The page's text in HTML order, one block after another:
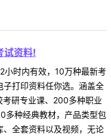
试资料!
小时内有效，10万种最新考
子打印资料任你选。涵盖全
研专业课、200多种职业
多种经典教材，产品类型包
、全套资料以及视频，无论